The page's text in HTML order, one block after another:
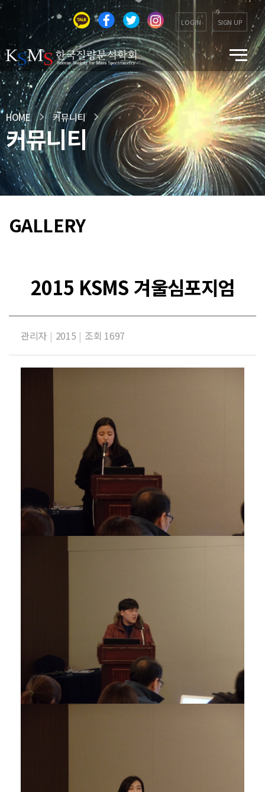
LOGIN SIGN UP
HOME 커뮤니티
커뮤니티
GALLERY
2015 KSMS 겨울심포지엄
관리자 | 2015 | 조회 1697